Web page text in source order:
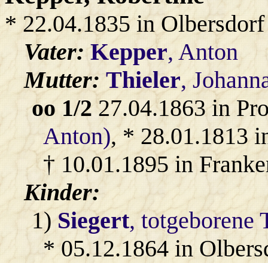
* 22.04.1835 in Olbersdorf
Vater:Kepper, Anton
Mutter: Thieler,
oo 1/227.04.1863 in
Anton), * 28.01.1813
† 10.01.1895 in
Kinder:
1)Siegert, totgeborene
* 05.12.1864 in